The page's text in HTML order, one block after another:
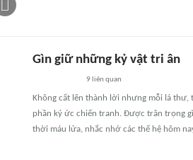
Gìn giữ những kỷ vật tri ân
9 liên quan
Không cất lên thành lời nhưng mỗi lá thư,
phần ký ức chiến tranh. Được trân trọng
thời máu lửa, nhắc nhớ các thế hệ hôm